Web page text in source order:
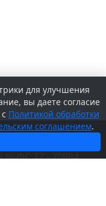
ФС 77 - 70984,
для улучшения
вы даете согласие
Политикой обработки
соглашением.